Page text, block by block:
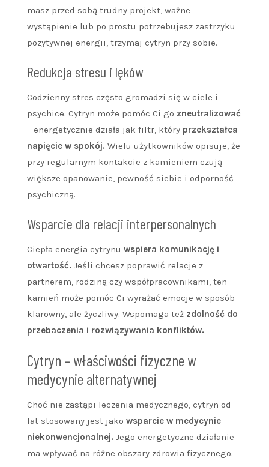
masz przed sobą trudny projekt, ważne
wystąpienie lub po prostu potrzebujesz zastrzyku
pozytywnej energii, trzymaj cytryn przy sobie.
Redukcja stresu i lęków
Codzienny stres często gromadzi się w ciele i
psychice. Cytryn może pomóc Ci go zneutralizować
– energetycznie działa jak filtr, który przekształca
napięcie w spokój. Wielu użytkowników opisuje, że
przy regularnym kontakcie z kamieniem czują
większe opanowanie, pewność siebie i odporność
psychiczną.
Wsparcie dla relacji interpersonalnych
Ciepła energia cytrynu wspiera komunikację i
otwartość. Jeśli chcesz poprawić relacje z
partnerem, rodziną czy współpracownikami, ten
kamień może pomóc Ci wyrażać emocje w sposób
klarowny, ale życzliwy. Wspomaga też zdolność do
przebaczenia i rozwiązywania konfliktów.
Cytryn – właściwości fizyczne w
medycynie alternatywnej
Choć nie zastąpi leczenia medycznego, cytryn od
lat stosowany jest jako wsparcie w medycynie
niekonwencjonalnej. Jego energetyczne działanie
ma wpływać na różne obszary zdrowia fizycznego.